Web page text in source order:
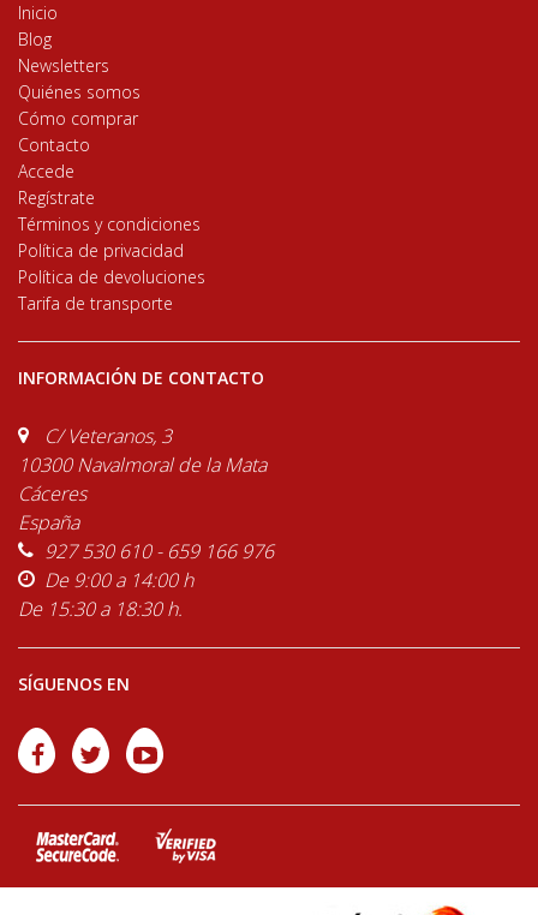
Inicio
Blog
Newsletters
Quiénes somos
Cómo comprar
Contacto
Accede
Regístrate
Términos y condiciones
Política de privacidad
Política de devoluciones
Tarifa de transporte
INFORMACIÓN DE CONTACTO
C/ Veteranos, 3
10300 Navalmoral de la Mata
Cáceres
España
927 530 610 - 659 166 976
De 9:00 a 14:00 h
De 15:30 a 18:30 h.
SÍGUENOS EN